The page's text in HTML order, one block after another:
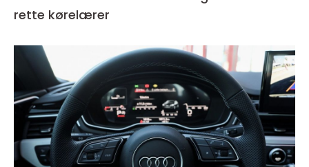
rette kørelærer